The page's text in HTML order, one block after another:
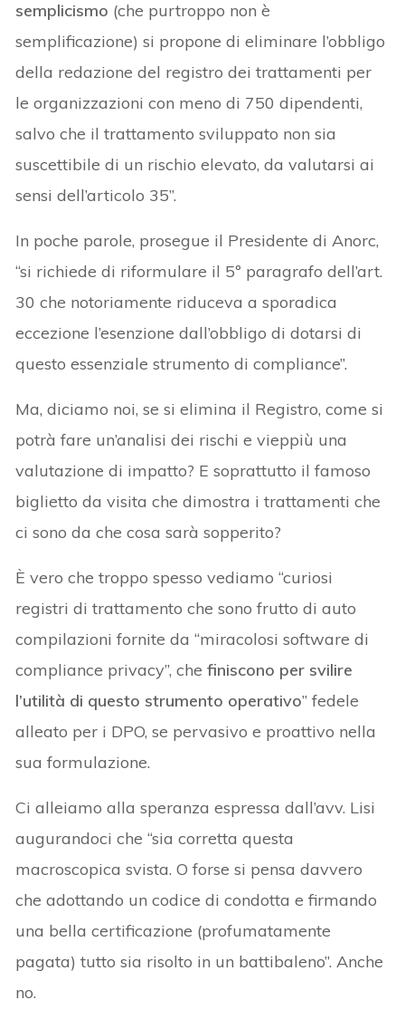
semplicismo (che purtroppo non è
semplificazione) si propone di eliminare l’obbligo
della redazione del registro dei trattamenti per
le organizzazioni con meno di 750 dipendenti,
salvo che il trattamento sviluppato non sia
suscettibile di un rischio elevato, da valutarsi ai
sensi dell’articolo 35”.
In poche parole, prosegue il Presidente di Anorc,
“si richiede di riformulare il 5º paragrafo dell’art.
30 che notoriamente riduceva a sporadica
eccezione l’esenzione dall’obbligo di dotarsi di
questo essenziale strumento di compliance”.
Ma, diciamo noi, se si elimina il Registro, come si
potrà fare un’analisi dei rischi e vieppiù una
valutazione di impatto? E soprattutto il famoso
biglietto da visita che dimostra i trattamenti che
ci sono da che cosa sarà sopperito?
È vero che troppo spesso vediamo “curiosi
registri di trattamento che sono frutto di auto
compilazioni fornite da “miracolosi software di
compliance privacy”, chefiniscono per svilire
l’utilità di questo strumento operativo” fedele
alleato per i DPO, se pervasivo e proattivo nella
sua formulazione.
Ci alleiamo alla speranza espressa dall’avv. Lisi
augurandoci che “sia corretta questa
macroscopica svista. O forse si pensa davvero
che adottando un codice di condotta e firmando
una bella certificazione (profumatamente
pagata) tutto sia risolto in un battibaleno”. Anche
no.